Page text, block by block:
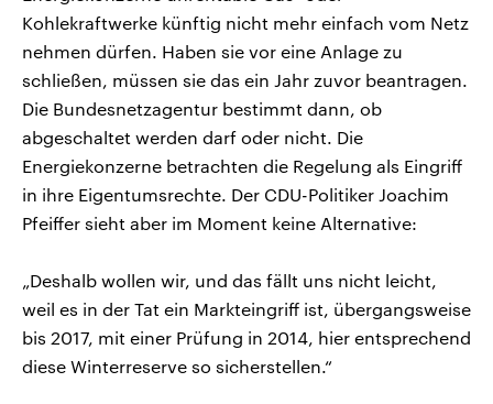
Kohlekraftwerke künftig nicht mehr einfach vom Netz
nehmen dürfen. Haben sie vor eine Anlage zu
schließen, müssen sie das ein Jahr zuvor beantragen.
Die Bundesnetzagentur bestimmt dann, ob
abgeschaltet werden darf oder nicht. Die
Energiekonzerne betrachten die Regelung als Eingriff
in ihre Eigentumsrechte. Der CDU-Politiker Joachim
Pfeiffer sieht aber im Moment keine Alternative:
„Deshalb wollen wir, und das fällt uns nicht leicht,
weil es in der Tat ein Markteingriff ist, übergangsweise
bis 2017, mit einer Prüfung in 2014, hier entsprechend
diese Winterreserve so sicherstellen.“